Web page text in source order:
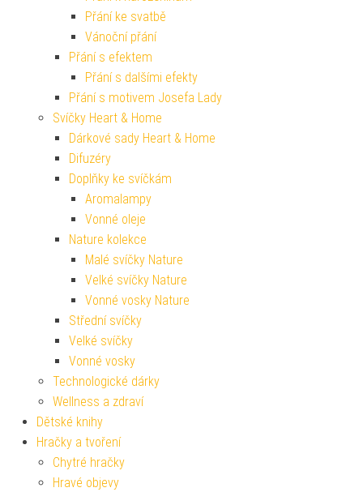
Přání ke svatbě
Vánoční přání
Přání s efektem
Přání s dalšími efekty
Přání s motivem Josefa Lady
Svíčky Heart & Home
Dárkové sady Heart & Home
Difuzéry
Doplňky ke svíčkám
Aromalampy
Vonné oleje
Nature kolekce
Malé svíčky Nature
Velké svíčky Nature
Vonné vosky Nature
Střední svíčky
Velké svíčky
Vonné vosky
Technologické dárky
Wellness a zdraví
Dětské knihy
Hračky a tvoření
Chytré hračky
Hravé objevy